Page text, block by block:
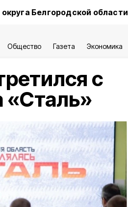
Белгородской области
Общество Газета Экономика
с
«Сталь»